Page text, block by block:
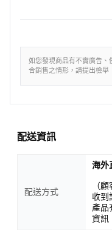
如您發現商品有不實廣告、
合銷售之情形，請提出檢舉
配送資訊
配送方式
海外
（
收到
產品
資訊